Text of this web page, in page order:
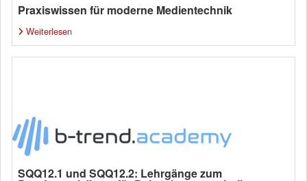
Praxiswissen für moderne Medientechnik
Weiterlesen
SQQ12.1 und SQQ12.2: Lehrgänge zum